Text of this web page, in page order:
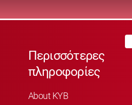
Περισσότερες
πληροφορίες
About KYB